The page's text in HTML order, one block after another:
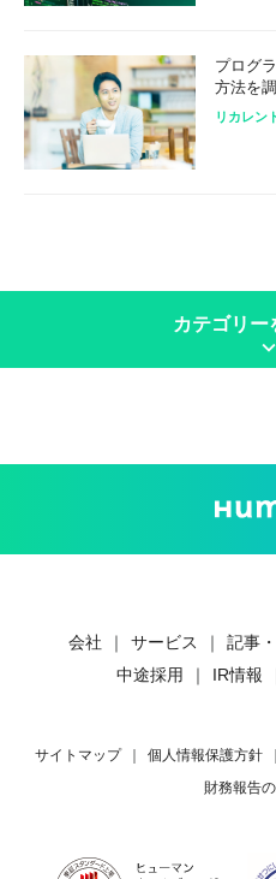
プログ
方法を
リカレン
カテゴリー
keyboard_arrow_down
会社 ｜ サービス ｜ 記事
中途採用
｜ IR情報
サイトマップ 個人情報保護方針
財務報告